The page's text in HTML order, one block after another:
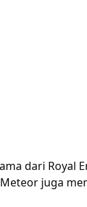
dari Royal
juga